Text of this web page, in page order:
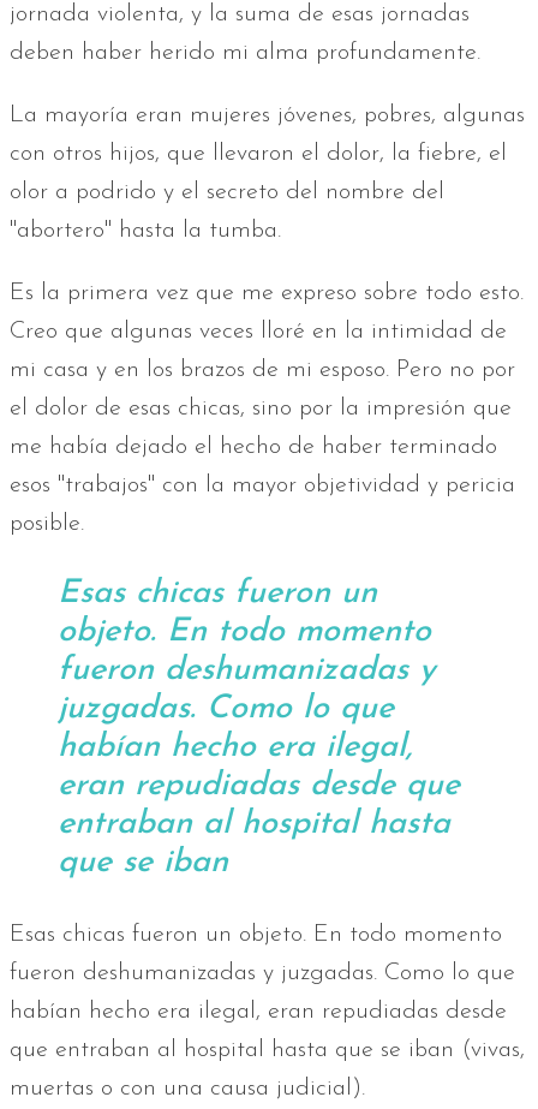
jornada violenta, y la suma de esas jornadas
deben haber herido mi alma profundamente.
La mayoría eran mujeres jóvenes, pobres, algunas
con otros hijos, que llevaron el dolor, la fiebre, el
olor a podrido y el secreto del nombre del
"abortero" hasta la tumba.
Es la primera vez que me expreso sobre todo esto.
Creo que algunas veces lloré en la intimidad de
mi casa y en los brazos de mi esposo. Pero no por
el dolor de esas chicas, sino por la impresión que
me había dejado el hecho de haber terminado
esos "trabajos" con la mayor objetividad y pericia
posible.
Esas chicas fueron un
objeto. En todo momento
fueron deshumanizadas y
juzgadas. Como lo que
habían hecho era ilegal,
eran repudiadas desde que
entraban al hospital hasta
que se iban
Esas chicas fueron un objeto. En todo momento
fueron deshumanizadas y juzgadas. Como lo que
habían hecho era ilegal, eran repudiadas desde
que entraban al hospital hasta que se iban (vivas,
muertas o con una causa judicial).